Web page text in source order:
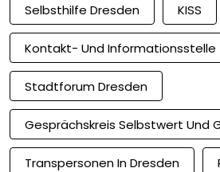
Selbsthilfe Dresden KISS
Kontakt- Und Informationsstelle
Stadtforum Dresden
Gesprächskreis Selbstwert Und
Transpersonen In Dresden